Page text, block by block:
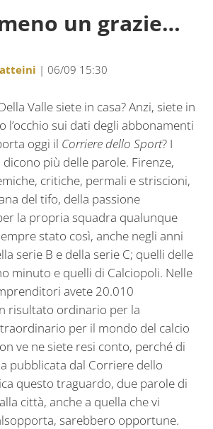
un grazie…
| 06/09 15:30
Valle siete in casa? Anzi, siete in
l’occhio sui dati degli abbonamenti
oggi il Corriere dello Sport? I
più delle parole. Firenze,
critiche, permali e striscioni,
del tifo, della passione
la propria squadra qualunque
stato così, anche negli anni
serie B e della serie C; quelli delle
minuto e quelli di Calciopoli. Nelle
avete 20.010
risultato ordinario per la
per il mondo del calcio
ve ne siete resi conto, perché di
pubblicata dal Corriere dello
questo traguardo, due parole di
città, anche a quella che vi
sarebbero opportune.